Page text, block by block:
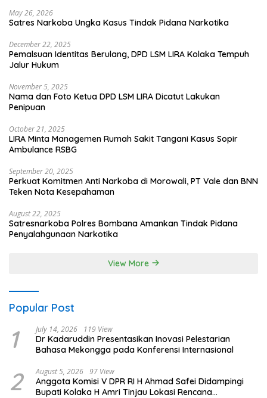
May 26, 2026
Satres Narkoba Ungka Kasus Tindak Pidana Narkotika
December 22, 2025
Pemalsuan Identitas Berulang, DPD LSM LIRA Kolaka Tempuh
Jalur Hukum
November 5, 2025
Nama dan Foto Ketua DPD LSM LIRA Dicatut Lakukan
Penipuan
October 21, 2025
LIRA Minta Managemen Rumah Sakit Tangani Kasus Sopir
Ambulance RSBG
September 20, 2025
Perkuat Komitmen Anti Narkoba di Morowali, PT Vale dan BNN
Teken Nota Kesepahaman
August 22, 2025
Satresnarkoba Polres Bombana Amankan Tindak Pidana
Penyalahgunaan Narkotika
View More
Popular Post
1 July 14, 2026 119 View
Dr Kadaruddin Presentasikan Inovasi Pelestarian
Bahasa Mekongga pada Konferensi Internasional
2 August 5, 2026 97 View
Anggota Komisi V DPR RI H Ahmad Safei Didampingi
Bupati Kolaka H Amri Tinjau Lokasi Rencana